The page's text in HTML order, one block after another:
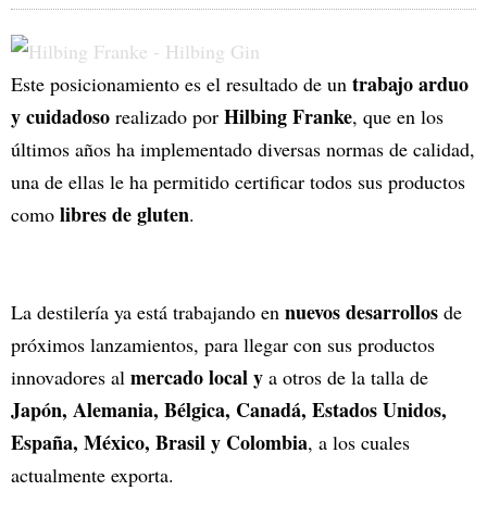
Este posicionamiento es el resultado de un trabajo arduo
y cuidadoso realizado por Hilbing Franke, que en los
últimos años ha implementado diversas normas de calidad,
una de ellas le ha permitido certificar todos sus productos
como libres de gluten.
La destilería ya está trabajando en nuevos desarrollos de
próximos lanzamientos, para llegar con sus productos
innovadores al mercado local y a otros de la talla de
Japón, Alemania, Bélgica, Canadá, Estados Unidos,
España, México, Brasil y Colombia, a los cuales
actualmente exporta.